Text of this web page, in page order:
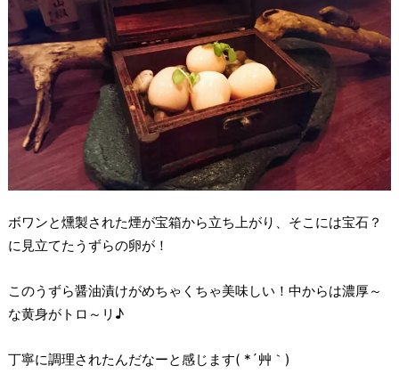
ボワンと燻製された煙が宝箱から立ち上がり、そこには宝石？
に見立てたうずらの卵が！
このうずら醤油漬けがめちゃくちゃ美味しい！中からは濃厚～
な黄身がトロ～リ♪
丁寧に調理されたんだなーと感じます( *´艸｀)